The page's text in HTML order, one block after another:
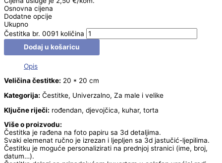
Osnovna cijena
Dodatne opcije
Ukupno
Čestitka br. 0091 količina
Dodaj u košaricu
Opis
Veličina čestitke: 20 * 20 cm
Kategorija: Čestitke, Univerzalno, Za male i velike
Ključne riječi: rođendan, djevojčica, kuhar, torta
Više o proizvodu:
Čestitka je rađena na foto papiru sa 3d detaljima.
Svaki elemenat ručno je izrezan i ljepljen sa 3d jastučić-ljepilima.
Čestitku je moguće personalizirati na prednjoj stranici (ime, broj,
datum…).